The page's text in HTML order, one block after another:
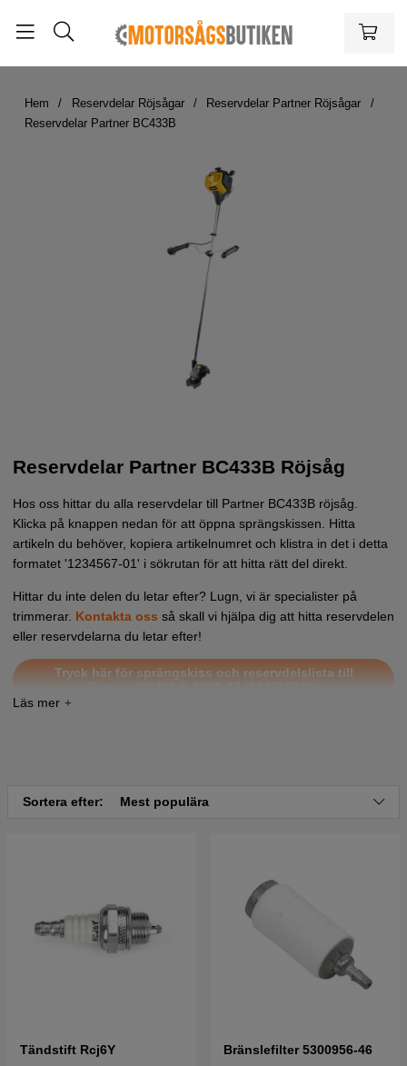
Hem Reservdelar Röjsågar
Reservdelar Partner Röjsågar
Reservdelar Partner BC433B
Reservdelar Partner BC433B Röjsåg
Hos oss hittar du alla reservdelar till Partner BC433B röjsåg.
Klicka på knappen nedan för att öppna sprängskissen. Hitta
artikeln du behöver, kopiera artikelnumret och klistra in det i detta
formatet '1234567-01' i sökrutan för att hitta rätt del direkt.
Hittar du inte delen du letar efter? Lugn, vi är specialister på
trimmerar. Kontakta oss så skall vi hjälpa dig att hitta reservdelen
eller reservdelarna du letar efter!
Tryck här för sprängskiss och reservdelslista till
Sortera efter: Mest populära
Tändstift Rcj6Y Bränslefilter 5300956-46